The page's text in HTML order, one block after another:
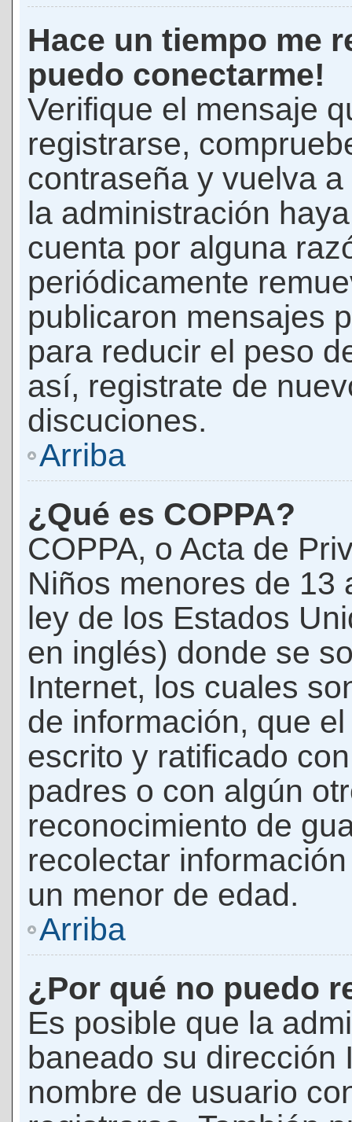
Hace un tiempo me
puedo conectarme!
Verifique el mensaje
registrarse,
contraseña y vuelva
la administración
cuenta por alguna
periódicamente
publicaron mensajes
para reducir el peso
así, registrate de
discuciones.
Arriba
¿Qué es COPPA?
COPPA, o Acta de
Niños menores de 13
ley de los Estados
en inglés) donde se
Internet, los cuales
de información, que
escrito y ratificado
padres o con algún
reconocimiento de
recolectar
un menor de edad.
Arriba
¿Por qué no puedo
Es posible que la
baneado su dirección
nombre de usuario